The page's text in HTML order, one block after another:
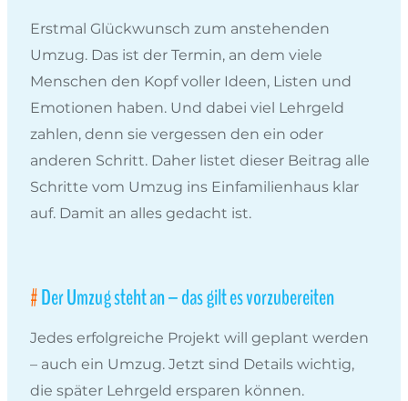
Erstmal Glückwunsch zum anstehenden
Umzug. Das ist der Termin, an dem viele
Menschen den Kopf voller Ideen, Listen und
Emotionen haben. Und dabei viel Lehrgeld
zahlen, denn sie vergessen den ein oder
anderen Schritt. Daher listet dieser Beitrag alle
Schritte vom Umzug ins Einfamilienhaus klar
auf. Damit an alles gedacht ist.
Der Umzug steht an – das gilt es vorzubereiten
Jedes erfolgreiche Projekt will geplant werden
– auch ein Umzug. Jetzt sind Details wichtig,
die später Lehrgeld ersparen können.